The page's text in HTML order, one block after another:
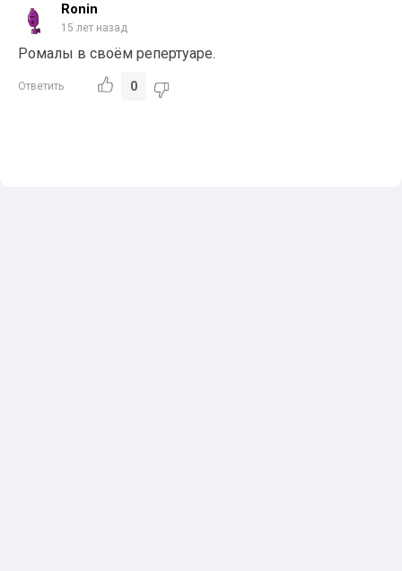
Ronin
15 лет назад
Ромалы в своём репертуаре.
Ответить 0